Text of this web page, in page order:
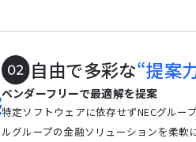
自由で多彩な“提案
ベンダーフリーで最適解を提案
特定ソフトウェアに依存せずNECグルー
ルグループの金融ソリューションを柔